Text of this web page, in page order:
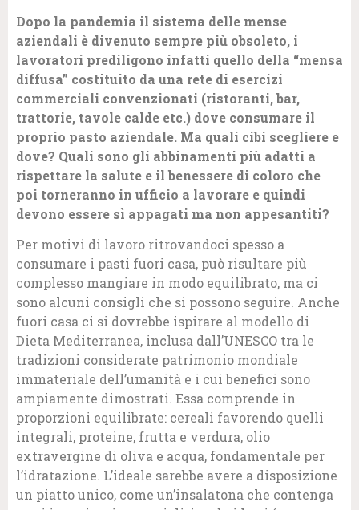
Dopo la pandemia il sistema delle mense
aziendali è divenuto sempre più obsoleto, i
lavoratori prediligono infatti quello della “mensa
diffusa” costituito da una rete di esercizi
commerciali convenzionati (ristoranti, bar,
trattorie, tavole calde etc.) dove consumare il
proprio pasto aziendale. Ma quali cibi scegliere e
dove? Quali sono gli abbinamenti più adatti a
rispettare la salute e il benessere di coloro che
poi torneranno in ufficio a lavorare e quindi
devono essere sì appagati ma non appesantiti?
Per motivi di lavoro ritrovandoci spesso a
consumare i pasti fuori casa, può risultare più
complesso mangiare in modo equilibrato, ma ci
sono alcuni consigli che si possono seguire. Anche
fuori casa ci si dovrebbe ispirare al modello di
Dieta Mediterranea, inclusa dall’UNESCO tra le
tradizioni considerate patrimonio mondiale
immateriale dell’umanità e i cui benefici sono
ampiamente dimostrati. Essa comprende in
proporzioni equilibrate: cereali favorendo quelli
integrali, proteine, frutta e verdura, olio
extravergine di oliva e acqua, fondamentale per
l’idratazione. L’ideale sarebbe avere a disposizione
un piatto unico, come un’insalatona che contenga